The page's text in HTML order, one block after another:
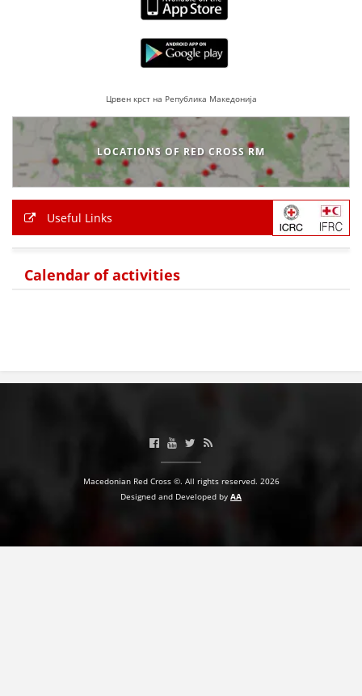
Црвен крст на Република Македонија
LOCATIONS OF RED CROSS RM
Useful Links
Calendar of activities
Macedonian Red Cross ©. All rights reserved. 2026
Designed and Developed by AA